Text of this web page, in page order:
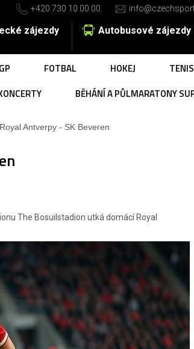
+420 730 10 00 00
zájezdy Autobusové zájezdy
FOTBAL HOKEJ TENIS
BĚHÁNÍ A PŮLMARATONY
Royal Antverpy - SK Beveren
The Bosuilstadion utká domácí Royal